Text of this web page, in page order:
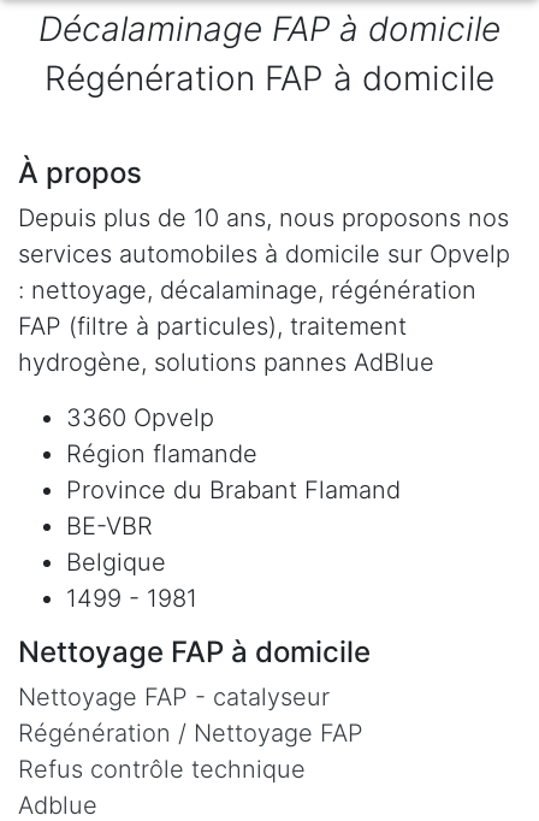
Décalaminage FAP à domicile
Régénération FAP à domicile
À propos
Depuis plus de 10 ans, nous proposons nos
services automobiles à domicile sur Opvelp
: nettoyage, décalaminage, régénération
FAP (filtre à particules), traitement
hydrogène, solutions pannes AdBlue
3360 Opvelp
Région flamande
Province du Brabant Flamand
BE-VBR
Belgique
1499 - 1981
Nettoyage FAP à domicile
Nettoyage FAP - catalyseur
Régénération / Nettoyage FAP
Refus contrôle technique
Adblue